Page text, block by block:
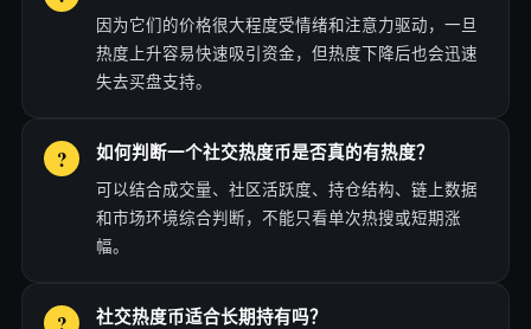
因为它们的价格很大程度受情绪和注意力驱动，一旦
热度上升容易快速吸引资金，但热度下降后也会迅速
失去买盘支持。
如何判断一个社交热度币是否真的有热度？
可以结合成交量、社区活跃度、持仓结构、链上数据
和市场环境综合判断，不能只看单次热搜或短期涨
幅。
社交热度币适合长期持有吗？